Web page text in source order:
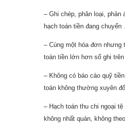
– Ghi chép, phân loại,
hạch toán tiền đang
– Cùng một hóa đơn nhưng
toán tiền lớn hơn số ghi
– Không có báo cáo quỹ
toán không thường xuyên
– Hạch toán thu chi ngoại
không nhất quán, không